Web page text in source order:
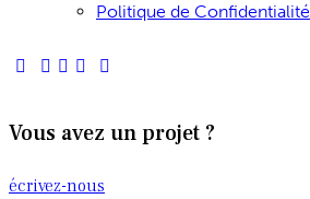
Politique de Confidentialité
Vous avez un projet ?
écrivez-nous